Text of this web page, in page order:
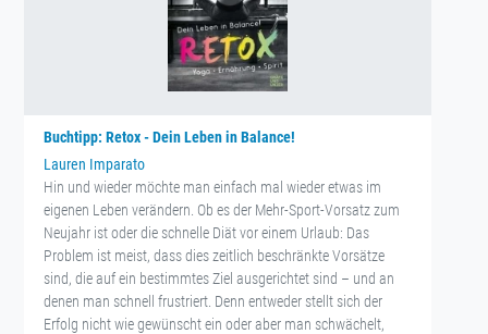
Buchtipp: Retox - Dein Leben in Balance!
Lauren Imparato
Hin und wieder möchte man einfach mal wieder etwas im
eigenen Leben verändern. Ob es der Mehr-Sport-Vorsatz zum
Neujahr ist oder die schnelle Diät vor einem Urlaub: Das
Problem ist meist, dass dies zeitlich beschränkte Vorsätze
sind, die auf ein bestimmtes Ziel ausgerichtet sind – und an
denen man schnell frustriert. Denn entweder stellt sich der
Erfolg nicht wie gewünscht ein oder aber man schwächelt,